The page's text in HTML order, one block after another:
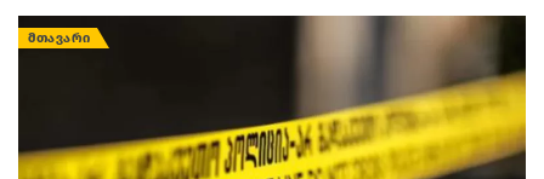
ᲛᲗᲐᲕᲐᲠᲘ